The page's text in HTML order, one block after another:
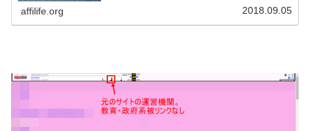
affilife.org 2018.09.05